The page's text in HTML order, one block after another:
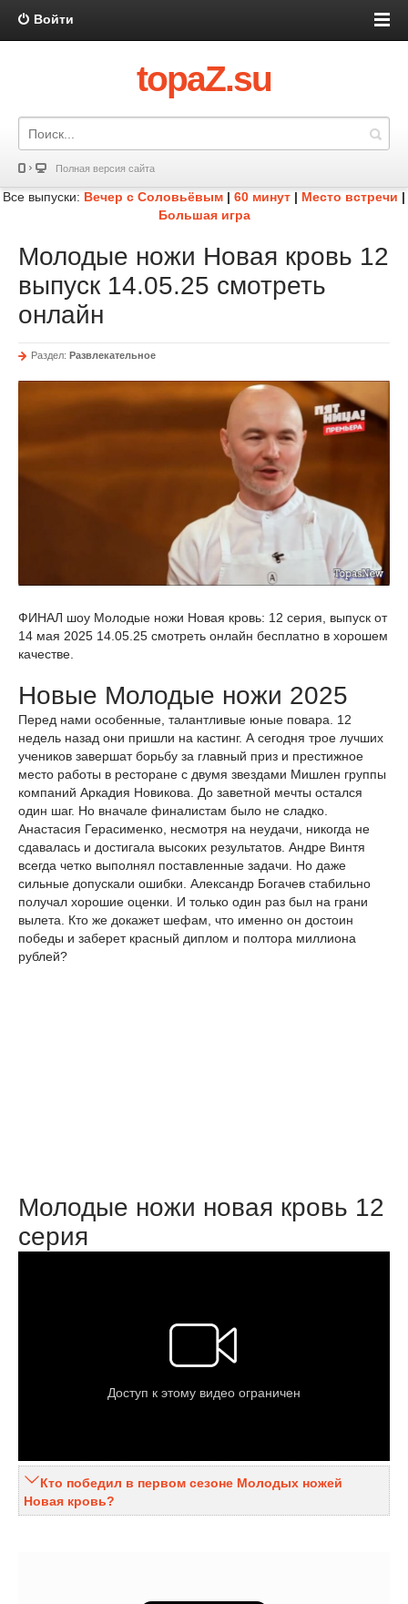
Войти
topaZ.su
Полная версия сайта
Все выпуски: Вечер с Соловьёвым | 60 минут | Место встречи |
Большая игра
Молодые ножи Новая кровь 12
выпуск 14.05.25 смотреть
онлайн
Раздел: Развлекательное
ФИНАЛ шоу Молодые ножи Новая кровь: 12 серия, выпуск от
14 мая 2025 14.05.25 смотреть онлайн бесплатно в хорошем
качестве.
Новые Молодые ножи 2025
Перед нами особенные, талантливые юные повара. 12
недель назад они пришли на кастинг. А сегодня трое лучших
учеников завершат борьбу за главный приз и престижное
место работы в ресторане с двумя звездами Мишлен группы
компаний Аркадия Новикова. До заветной мечты остался
один шаг. Но вначале финалистам было не сладко.
Анастасия Герасименко, несмотря на неудачи, никогда не
сдавалась и достигала высоких результатов. Андре Винтя
всегда четко выполнял поставленные задачи. Но даже
сильные допускали ошибки. Александр Богачев стабильно
получал хорошие оценки. И только один раз был на грани
вылета. Кто же докажет шефам, что именно он достоин
победы и заберет красный диплом и полтора миллиона
рублей?
Молодые ножи новая кровь 12
серия
Кто победил в первом сезоне Молодых ножей
Новая кровь?